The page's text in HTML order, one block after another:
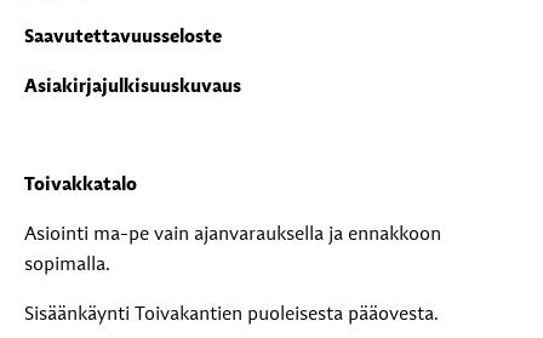
Saavutettavuusseloste
Asiakirjajulkisuuskuvaus
Toivakkatalo
Asiointi ma-pe vain ajanvarauksella ja ennakkoon
sopimalla.
Sisäänkäynti Toivakantien puoleisesta pääovesta.